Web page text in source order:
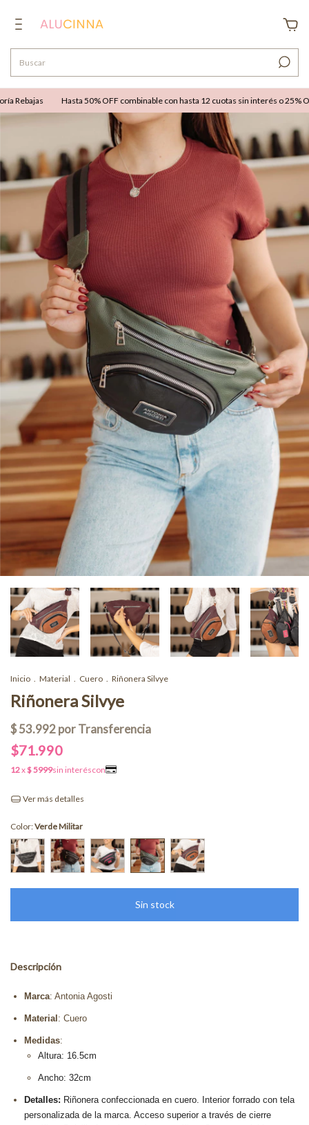
Hasta 50% OFF combinable con hasta 12 cuotas sin interés o 25%
Inicio . Material . Cuero . Riñonera Silvye
Riñonera Silvye
$71.990
Ver más detalles
Color:Verde Militar
Descripción
Marca: Antonia Agosti
Material: Cuero
Medidas:
Altura: 16.5cm
Ancho: 32cm
Detalles: Riñonera confeccionada en cuero. Interior forrado con tela
personalizada de la marca. Acceso superior a través de cierre